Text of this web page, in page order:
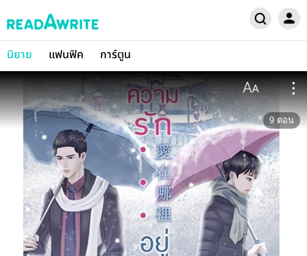
นิยาย แฟนฟิค การ์ตูน
9 ตอน